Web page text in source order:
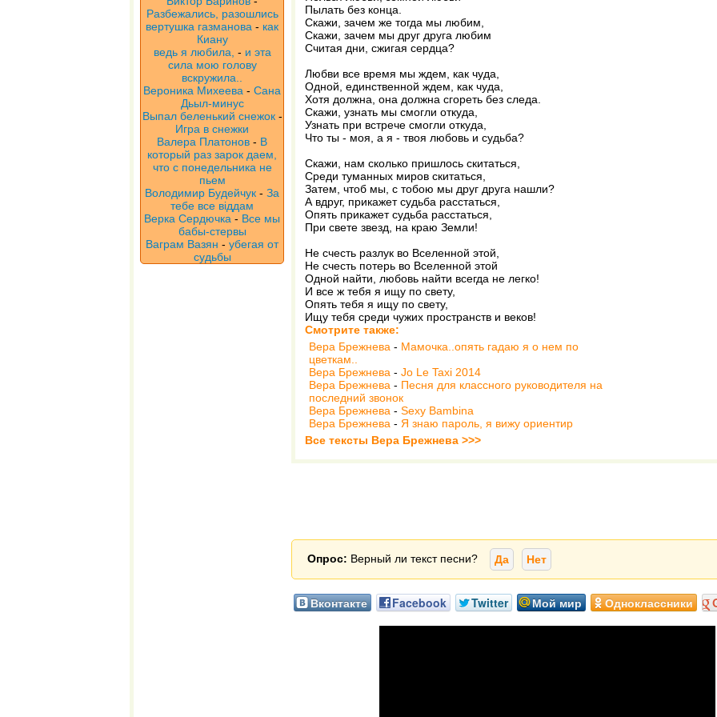
Разбежались, разошлись
вертушка газманова - как
Киану
ведь я любила, - и эта
сила мою голову
вскружила..
Вероника Михеева - Сана
Дьыл-минус
Выпал беленький снежок-
Игра в снежки
Валера Платонов - В
который раз зарок даем,
что с понедельника не
пьем
Володимир Будейчук - За
тебе все віддам
Верка Сердючка - Все мы
бабы-стервы
Ваграм Вазян - убегая от
судьбы
Пылать без конца.
Скажи, зачем же тогда мы любим,
Скажи, зачем мы друг друга любим
Считая дни, сжигая сердца?
Любви все время мы ждем, как чуда,
Одной, единственной ждем, как чуда,
Хотя должна, она должна сгореть без следа.
Скажи, узнать мы смогли откуда,
Узнать при встрече смогли откуда,
Что ты - моя, а я - твоя любовь и судьба?
Скажи, нам сколько пришлось скитаться,
Среди туманных миров скитаться,
Затем, чтоб мы, с тобою мы друг друга нашли?
А вдруг, прикажет судьба расстаться,
Опять прикажет судьба расстаться,
При свете звезд, на краю Земли!
Не счесть разлук во Вселенной этой,
Не счесть потерь во Вселенной этой
Одной найти, любовь найти всегда не легко!
И все ж тебя я ищу по свету,
Опять тебя я ищу по свету,
Ищу тебя среди чужих пространств и веков!
Смотрите также:
Вера Брежнева - Мамочка..опять гадаю я о нем по
цветкам..
Вера Брежнева - Jo Le Taxi 2014
Вера Брежнева - Песня для классного руководителя на
последний звонок
Вера Брежнева - Sexy Bambina
Вера Брежнева - Я знаю пароль, я вижу ориентир
Все тексты Вера Брежнева >>>
Опрос: Верный ли текст песни? Да Нет
Вконтакте Facebook Twitter Мой мир Одноклассники